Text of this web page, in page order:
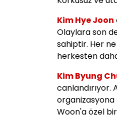
Kim Hye Joon
Olaylara son
sahiptir. Her
herkesten
Kim Byung
canlandırıyor.
organizasyona
Woon'a özel